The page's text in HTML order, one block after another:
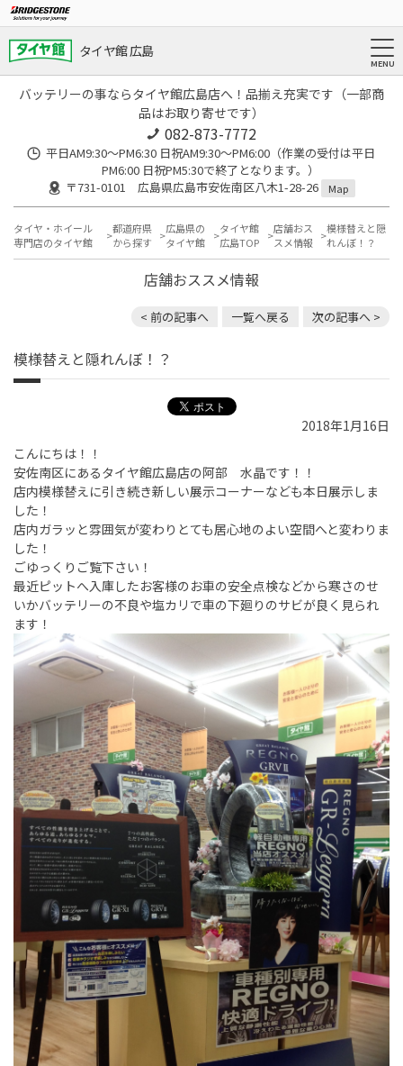
タイヤ館 広島
バッテリーの事ならタイヤ館広島店へ！品揃え充実です（一部商
品はお取り寄せです）
082-873-7772
平日AM9:30～PM6:30 日祝AM9:30〜PM6:00（作業の受付は平日
PM6:00 日祝PM5:30で終了となります。）
〒731-0101 広島県広島市安佐南区八木1-28-26
Map
タイヤ・ホイール
専門店のタイヤ館
都道府県
から探す
広島県の
タイヤ館
タイヤ館
広島TOP
店舗おス
スメ情報
模様替えと隠
れんぼ！？
店舗おススメ情報
< 前の記事へ 一覧へ戻る 次の記事へ >
模様替えと隠れんぼ！？
2018年1月16日
こんにちは！！
安佐南区にあるタイヤ館広島店の阿部 水晶です！！
店内模様替えに引き続き新しい展示コーナーなども本日展示しま
した！
店内ガラッと雰囲気が変わりとても居心地のよい空間へと変わりま
した！
ごゆっくりご覧下さい！
最近ピットへ入庫したお客様のお車の安全点検などから寒さのせ
いかバッテリーの不良や塩カリで車の下廻りのサビが良く見られ
ます！